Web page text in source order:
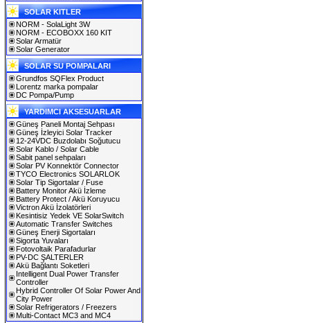
SOLAR KITLER
NORM - SolaLight 3W
NORM - ECOBOXX 160 KIT
Solar Armatür
Solar Generator
SOLAR SU POMPALARI
Grundfos SQFlex Product
Lorentz marka pompalar
DC Pompa/Pump
YARDIMCI AKSESUARLAR
Güneş Paneli Montaj Sehpası
Güneş İzleyici Solar Tracker
12-24VDC Buzdolabı Soğutucu
Solar Kablo / Solar Cable
Sabit panel sehpaları
Solar PV Konnektör Connector
TYCO Electronics SOLARLOK
Solar Tip Sigortalar / Fuse
Battery Monitor Akü İzleme
Battery Protect / Akü Koruyucu
Victron Akü İzolatörleri
Kesintisiz Yedek VE SolarSwitch
Automatic Transfer Switches
Güneş Enerji Sigortaları
Sigorta Yuvaları
Fotovoltaik Parafadurlar
PV-DC ŞALTERLER
Akü Bağlantı Soketleri
Intelligent Dual Power Transfer
Controller
Hybrid Controller Of Solar Power And
City Power
Solar Refrigerators / Freezers
Multi-Contact MC3 and MC4